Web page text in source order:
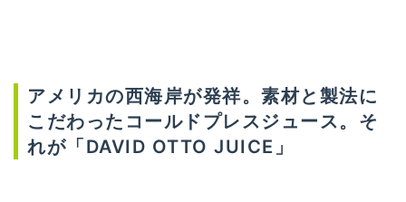
アメリカの西海岸が発祥。素材と製法に
こだわったコールドプレスジュース。そ
れが「DAVID OTTO JUICE」